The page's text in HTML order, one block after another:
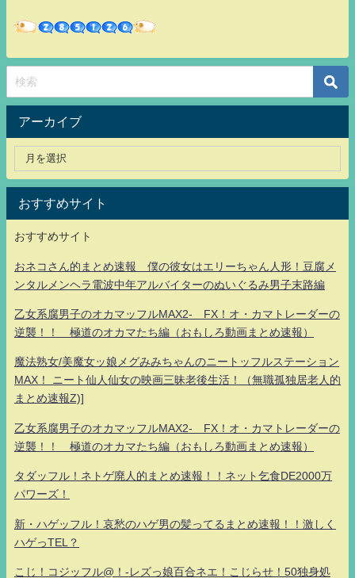
アーカイブ
おすすめサイト
おすすめサイト
おネコさん的まとめ速報 僕の彼女はエリーちゃん人形！豆腐メ
ンタルメンヘラ電波中年アルバイターのぬいぐるみ男子末路編
乙女系腐男子のオカマッフルMAX2- FX！オ・カマトレーダーの
逆襲！！ 極道のオカマたち編（おもしろ動画まとめ速報）
魔法熟女/美魔女ッ娘メグみみちゃんのニートッフルステーション
MAX！ ニート仙人仙女の映画三昧老後生活！（無職孤独居老人的
まとめ速報Z)]
乙女系腐男子のオカマッフルMAX2- FX！オ・カマトレーダーの
逆襲！！ 極道のオカマたち編（おもしろ動画まとめ速報）
タダッフル！ネトゲ廃人的まとめ速報！！ネット乞食DE2000万
パワーズ！
新・ハゲッフル！哀愁のハゲ男の髪ってるまとめ速報！！激しく
ハゲっTEL？
こじ！コジッフル@！-レズっ娘百合ネエ！こじらせ！50独身処